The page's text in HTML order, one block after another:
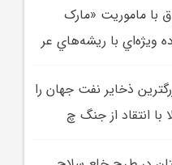
با ماموريت «مارک
ويژه‌اي با ريشه‌هاي عر
ذخاير نفت جهان را
با انتقاد از جنگ چ